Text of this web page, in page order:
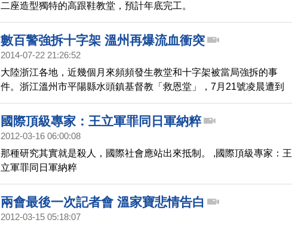
二座造型獨特的高跟鞋教堂，預計年底完工。
數百警強拆十字架 溫州再爆流血衝突
2014-07-22 21:26:52
大陸浙江各地，近幾個月來頻頻發生教堂和十字架被當局強拆的事
件。浙江溫州市平陽縣水頭鎮基督教「救恩堂」，7月21號凌晨遭到
約600百警力的突襲，有多名守護十字架的信徒被暴打流血受傷，兩
人重傷生命垂危。
國際頂級專家：王立軍罪同日軍納粹
2012-03-16 06:00:08
那種研究其實就是殺人，國際社會應站出來抵制。 ,國際頂級專家：王
立軍罪同日軍納粹
兩會最後一次記者會 溫家寶悲情告白
2012-03-15 05:18:07